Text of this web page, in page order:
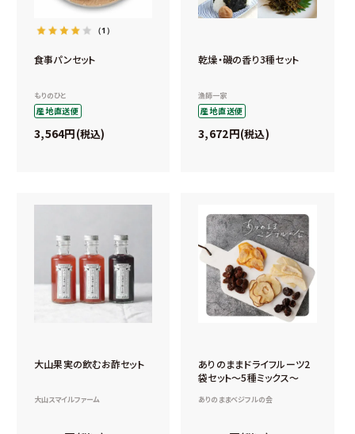
（1）
食事パンセット
もりのひと
産地直送便
3,564 税込
乾燥・磯の香り3種セット
漁師一家
産地直送便
3,672 税込
大山果実の飲むお酢セット
大山スマイルファーム
ありのままドライフルーツ2
袋セット～5種ミックス～
ありのままベジフルの会